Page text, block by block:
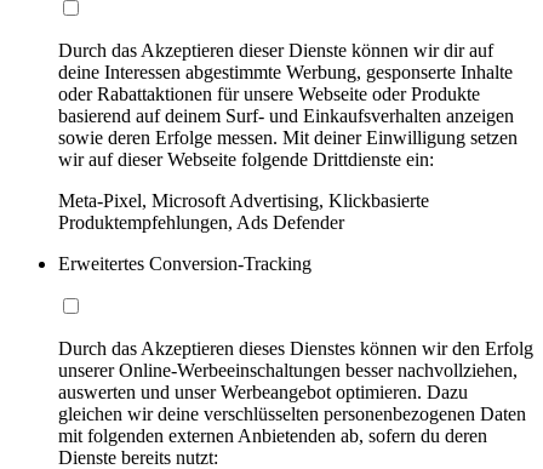
Durch das Akzeptieren dieser Dienste können wir dir auf
deine Interessen abgestimmte Werbung, gesponserte Inhalte
oder Rabattaktionen für unsere Webseite oder Produkte
basierend auf deinem Surf- und Einkaufsverhalten anzeigen
sowie deren Erfolge messen. Mit deiner Einwilligung setzen
wir auf dieser Webseite folgende Drittdienste ein:
Meta-Pixel, Microsoft Advertising, Klickbasierte
Produktempfehlungen, Ads Defender
Erweitertes Conversion-Tracking
Durch das Akzeptieren dieses Dienstes können wir den Erfolg
unserer Online-Werbeeinschaltungen besser nachvollziehen,
auswerten und unser Werbeangebot optimieren. Dazu
gleichen wir deine verschlüsselten personenbezogenen Daten
mit folgenden externen Anbietenden ab, sofern du deren
Dienste bereits nutzt: